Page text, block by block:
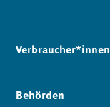
Verbraucher*innen
Behörden